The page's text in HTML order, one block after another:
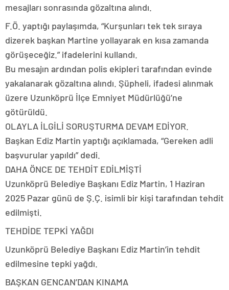
mesajları sonrasında gözaltına alındı.
F.Ö. yaptığı paylaşımda, “Kurşunları tek tek sıraya
dizerek başkan Martine yollayarak en kısa zamanda
görüşeceğiz.” ifadelerini kullandı.
Bu mesajın ardından polis ekipleri tarafından evinde
yakalanarak gözaltına alındı. Şüpheli, ifadesi alınmak
üzere Uzunköprü İlçe Emniyet Müdürlüğü’ne
götürüldü.
OLAYLA İLGİLİ SORUŞTURMA DEVAM EDİYOR.
Başkan Ediz Martin yaptığı açıklamada, “Gereken adli
başvurular yapıldı” dedi.
DAHA ÖNCE DE TEHDİT EDİLMİŞTİ
Uzunköprü Belediye Başkanı Ediz Martin, 1 Haziran
2025 Pazar günü de Ş.Ç. isimli bir kişi tarafından tehdit
edilmişti.
TEHDİDE TEPKİ YAĞDI
Uzunköprü Belediye Başkanı Ediz Martin’in tehdit
edilmesine tepki yağdı.
BAŞKAN GENCAN’DAN KINAMA